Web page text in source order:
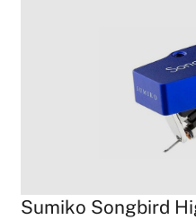
Sumiko Songbird